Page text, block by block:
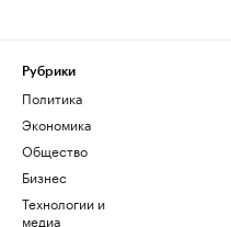
Рубрики
Политика
Экономика
Общество
Бизнес
Технологии и
медиа